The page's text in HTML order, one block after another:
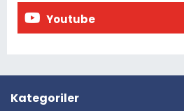
Youtube
Kategoriler